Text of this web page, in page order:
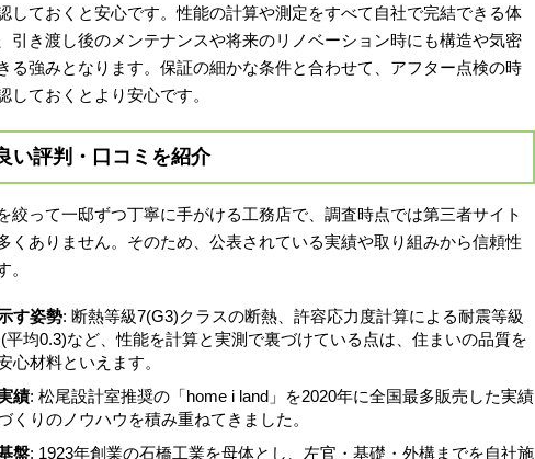
しておくと安心です。性能の計算や測定をすべて自社で完結できる体
引き渡し後のメンテナンスや将来のリノベーション時にも構造や気密
る強みとなります。保証の細かな条件と合わせて、アフター点検の時
しておくとより安心です。
い評判・口コミを紹介
絞って一邸ずつ丁寧に手がける工務店で、調査時点では第三者サイト
くありません。そのため、公表されている実績や取り組みから信頼性
。
す姿勢: 断熱等級7(G3)クラスの断熱、許容応力度計算による耐震等級
均0.3)など、性能を計算と実測で裏づけている点は、住まいの品質を
心材料といえます。
績: 松尾設計室推奨の「home i land」を2020年に全国最多販売した実績
くりのノウハウを積み重ねてきました。
盤: 1923年創業の石橋工業を母体とし、左官・基礎・外構までを自社施